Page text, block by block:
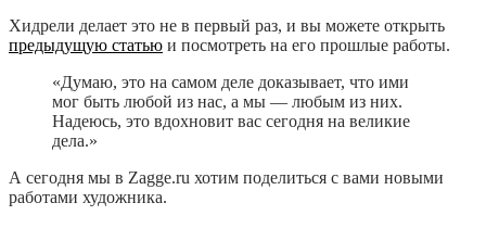
Хидрели делает это не в первый раз, и вы можете открыть
предыдущую статью и посмотреть на его прошлые работы.
«Думаю, это на самом деле доказывает, что ими
мог быть любой из нас, а мы — любым из них.
Надеюсь, это вдохновит вас сегодня на великие
дела.»
А сегодня мы в Zagge.ru хотим поделиться с вами новыми
работами художника.